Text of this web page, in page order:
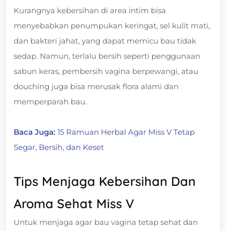
Kurangnya kebersihan di area intim bisa
menyebabkan penumpukan keringat, sel kulit mati,
dan bakteri jahat, yang dapat memicu bau tidak
sedap. Namun, terlalu bersih seperti penggunaan
sabun keras, pembersih vagina berpewangi, atau
douching juga bisa merusak flora alami dan
memperparah bau.
Baca Juga: 15 Ramuan Herbal Agar Miss V Tetap
Segar, Bersih, dan Keset
Tips Menjaga Kebersihan Dan
Aroma Sehat Miss V
Untuk menjaga agar bau vagina tetap sehat dan